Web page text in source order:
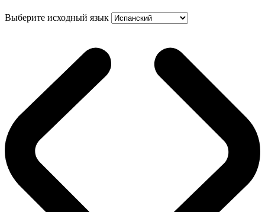
Выберите исходный язык